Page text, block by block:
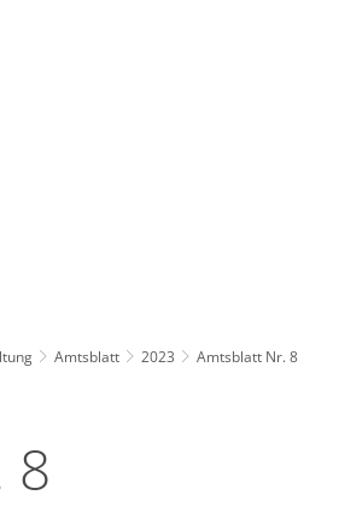
Amtsblatt 2023 Amtsblatt Nr. 8
8